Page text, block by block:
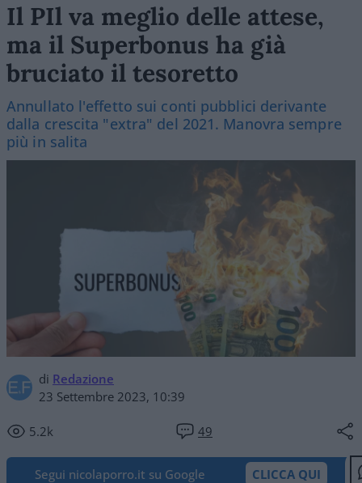
Il PIl va meglio delle attese,
ma il Superbonus ha già
bruciato il tesoretto
Annullato l'effetto sui conti pubblici derivante
dalla crescita "extra" del 2021. Manovra sempre
più in salita
di Redazione
23 Settembre 2023, 10:39
5.2k 49
Segui nicolaporro.it su Google CLICCA QUI